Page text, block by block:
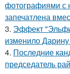
фотографиями с
запечатлена
3. Эффект
изменило
4. Последние
председатель